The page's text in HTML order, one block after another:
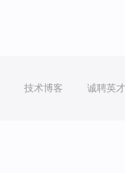
技术博客 诚聘英才